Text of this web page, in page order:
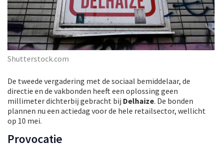
Shutterstock.com
De tweede vergadering met de sociaal bemiddelaar, de
directie en de vakbonden heeft een oplossing geen
millimeter dichterbij gebracht bij Delhaize. De bonden
plannen nu een actiedag voor de hele retailsector, wellicht
op 10 mei.
Provocatie